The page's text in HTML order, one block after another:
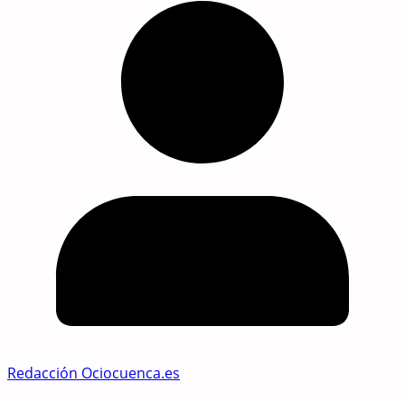
Redacción Ociocuenca.es